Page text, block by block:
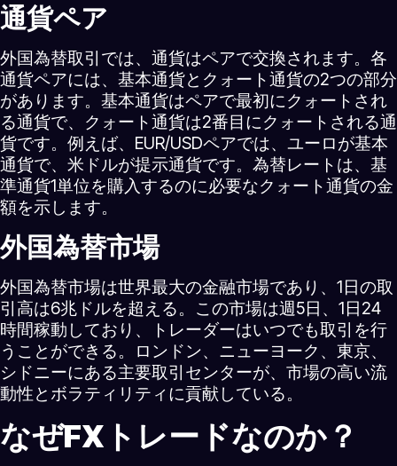
通貨ペア
外国為替取引では、通貨はペアで交換されます。各
通貨ペアには、基本通貨とクォート通貨の2つの部分
があります。基本通貨はペアで最初にクォートされ
る通貨で、クォート通貨は2番目にクォートされる通
貨です。例えば、EUR/USDペアでは、ユーロが基本
通貨で、米ドルが提示通貨です。為替レートは、基
準通貨1単位を購入するのに必要なクォート通貨の金
額を示します。
外国為替市場
外国為替市場は世界最大の金融市場であり、1日の取
引高は6兆ドルを超える。この市場は週5日、1日24
時間稼動しており、トレーダーはいつでも取引を行
うことができる。ロンドン、ニューヨーク、東京、
シドニーにある主要取引センターが、市場の高い流
動性とボラティリティに貢献している。
なぜFXトレードなのか？